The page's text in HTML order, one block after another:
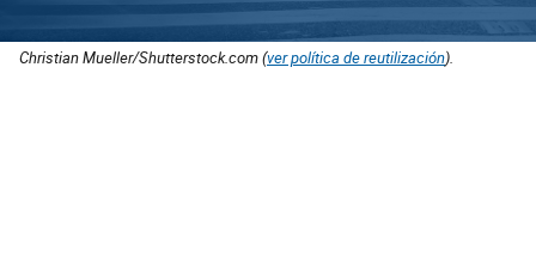
Christian Mueller/Shutterstock.com (ver política de reutilización).